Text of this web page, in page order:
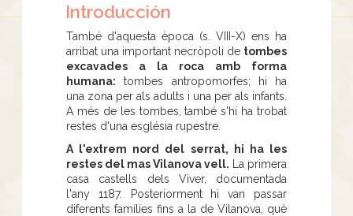
Introducción
També d'aquesta època (s. VIII-X) ens ha
arribat una important necròpoli de tombes
excavades a la roca amb forma
humana: tombes antropomorfes; hi ha
una zona per als adults i una per als infants.
A més de les tombes, també s'hi ha trobat
restes d'una església rupestre.
A l'extrem nord del serrat, hi ha les
restes del mas Vilanova vell. La primera
casa castells dels Viver, documentada
l'any 1187. Posteriorment hi van passar
diferents famílies fins a la de Vilanova, què